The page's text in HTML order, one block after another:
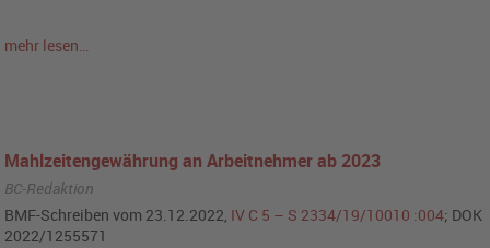
mehr lesen…
Mahlzeitengewährung an Arbeitnehmer ab 2023
BC-Redaktion
BMF-Schreiben vom 23.12.2022, IV C 5 – S 2334/19/10010 :004; DOK
2022/1255571